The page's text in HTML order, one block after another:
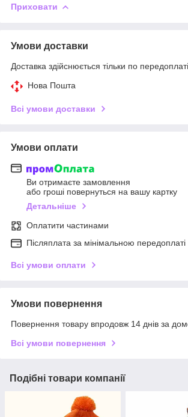
Приховати
Умови доставки
Доставка здійснюється тільки по передоплаті.
Нова Пошта
Всі умови доставки
Умови оплати
Ви отримаєте замовлення
або гроші повернуться на вашу картку
Детальніше
Оплатити частинами
Післяплата за мінімальною передоплаті
Всі умови оплати
Умови повернення
Повернення товару впродовж 14 днів за
Всі умови повернення
Подібні товари компанії